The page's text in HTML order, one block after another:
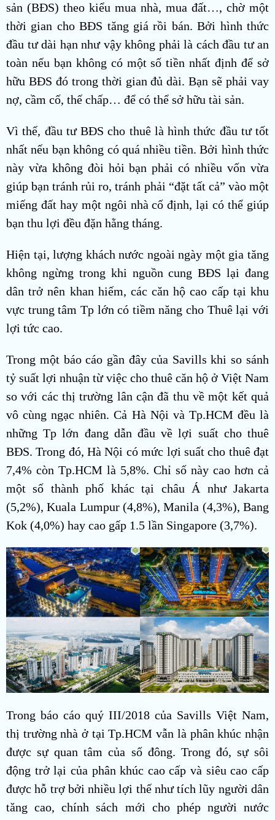
sản (BĐS) theo kiểu mua nhà, mua đất…, chờ một
thời gian cho BĐS tăng giá rồi bán. Bởi hình thức
đầu tư dài hạn như vậy không phải là cách đầu tư an
toàn nếu bạn không có một số tiền nhất định để sở
hữu BĐS đó trong thời gian đủ dài. Bạn sẽ phải vay
nợ, cầm cố, thế chấp… để có thể sở hữu tài sản.
Vì thế, đầu tư BĐS cho thuê là hình thức đầu tư tốt
nhất nếu bạn không có quá nhiều tiền. Bởi hình thức
này vừa không đòi hỏi bạn phải có nhiều vốn vừa
giúp bạn tránh rủi ro, tránh phải “đặt tất cả” vào một
miếng đất hay một ngôi nhà cố định, lại có thể giúp
bạn thu lợi đều đặn hằng tháng.
Hiện tại, lượng khách nước ngoài ngày một gia tăng
không ngừng trong khi nguồn cung BĐS lại đang
dân trở nên khan hiếm, các căn hộ cao cấp tại khu
vực trung tâm Tp lớn có tiềm năng cho Thuê lại với
lợi tức cao.
Trong một báo cáo gần đây của Savills khi so sánh
tỷ suất lợi nhuận từ việc cho thuê căn hộ ở Việt Nam
so với các thị trường lân cận đã thu về một kết quả
vô cùng ngạc nhiên. Cả Hà Nội và Tp.HCM đều là
những Tp lớn đang dẫn đầu về lợi suất cho thuê
BĐS. Trong đó, Hà Nội có mức lợi suất cho thuê đạt
7,4% còn Tp.HCM là 5,8%. Chỉ số này cao hơn cả
một số thành phố khác tại châu Á như Jakarta
(5,2%), Kuala Lumpur (4,8%), Manila (4,3%), Bang
Kok (4,0%) hay cao gấp 1.5 lần Singapore (3,7%).
Trong báo cáo quý III/2018 của Savills Việt Nam,
thị trường nhà ở tại Tp.HCM vẫn là phân khúc nhận
được sự quan tâm của số đông. Trong đó, sự sôi
động trở lại của phân khúc cao cấp và siêu cao cấp
được hỗ trợ bởi nhiều lợi thế như tích lũy người dân
tăng cao, chính sách mới cho phép người nước